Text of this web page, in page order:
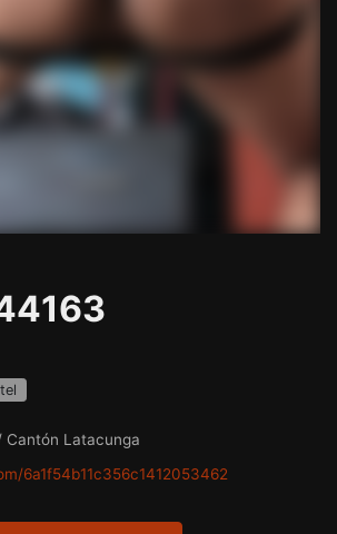
Cantón Latacunga
6a1f54b11c356c1412053462